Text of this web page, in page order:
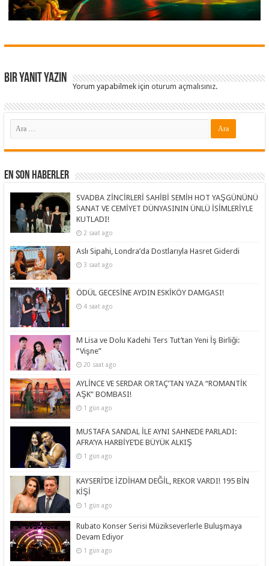
Bir yanıt yazın
Yorum yapabilmek içinoturum açmalısınız.
En Son Haberler
SVADBA ZİNCİRLERİ SAHİBİ SEMİH HOT YAŞGÜNÜNÜ
SANAT VE CEMİYET DÜNYASININ ÜNLÜ İSİMLERİYLE
KUTLADI!
2 saat ago
Aslı Sipahi, Londra’da Dostlarıyla Hasret Giderdi
3 saat ago
ÖDÜL GECESİNE AYDIN ESKİKÖY DAMGASI!
4 saat ago
M Lisa ve Dolu Kadehi Ters Tut’tan Yeni İş Birliği:
“Vişne”
20 saat ago
AYLİNCE VE SERDAR ORTAÇ’TAN YAZA “ROMANTİK
AŞK” BOMBASI!
1 gün ago
MUSTAFA SANDAL İLE AYNI SAHNEDE PARLADI:
AFRA’YA HARBİYE’DE BÜYÜK ALKIŞ
1 gün ago
KAYSERİ’DE İZDİHAM DEĞİL, REKOR VARDI! 195 BİN
KİŞİ
1 gün ago
Rubato Konser Serisi Müzikseverlerle Buluşmaya
Devam Ediyor
1 gün ago